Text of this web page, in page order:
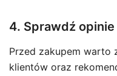
4. Sprawdź
Przed zakupem warto
klientów oraz